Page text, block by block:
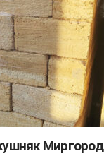
В КОШИК
Миргород